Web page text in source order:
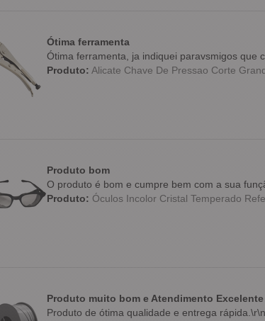
Ótima ferramenta
Ótima ferramenta, ja indiquei paravsmigos que
Produto:Alicate Chave De Pressao Corte
Produto bom
O produto é bom e cumpre bem com a sua
Produto:Óculos Incolor Cristal Temperado
Produto muito bom e Atendimento Excelente
Produto de ótima qualidade e entrega